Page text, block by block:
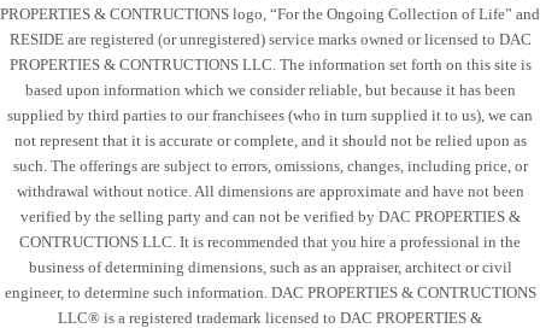
PROPERTIES & CONTRUCTIONS logo, “For the Ongoing Collection of Life” and
RESIDE are registered (or unregistered) service marks owned or licensed to DAC
PROPERTIES & CONTRUCTIONS LLC. The information set forth on this site is
based upon information which we consider reliable, but because it has been
supplied by third parties to our franchisees (who in turn supplied it to us), we can
not represent that it is accurate or complete, and it should not be relied upon as
such. The offerings are subject to errors, omissions, changes, including price, or
withdrawal without notice. All dimensions are approximate and have not been
verified by the selling party and can not be verified by DAC PROPERTIES &
CONTRUCTIONS LLC. It is recommended that you hire a professional in the
business of determining dimensions, such as an appraiser, architect or civil
engineer, to determine such information. DAC PROPERTIES & CONTRUCTIONS
LLC® is a registered trademark licensed to DAC PROPERTIES &